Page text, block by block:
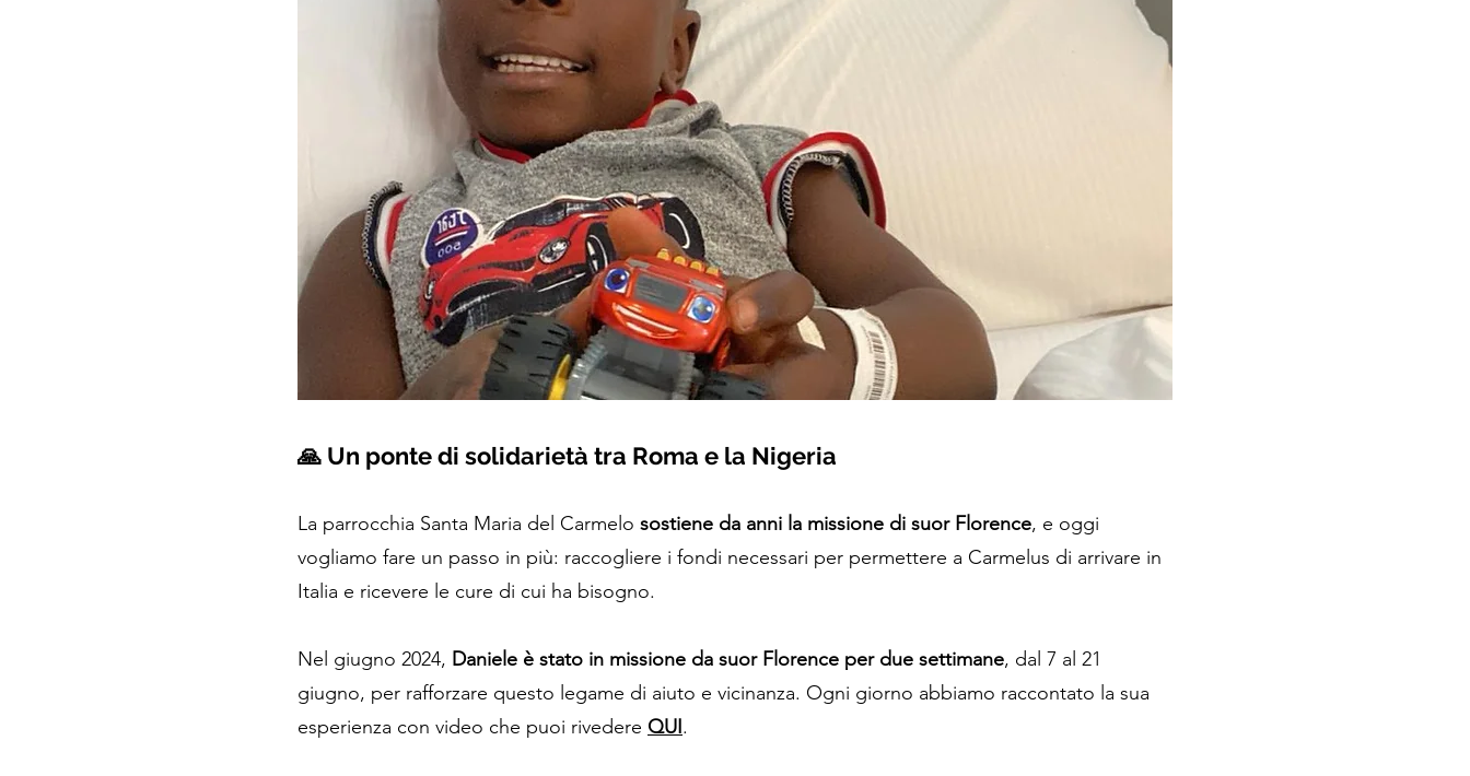
🙏 Un ponte di solidarietà tra Roma e la Nigeria
La parrocchia Santa Maria del Carmelo sostiene da anni la missione di suor Florence, e oggi
vogliamo fare un passo in più: raccogliere i fondi necessari per permettere a Carmelus di arrivare in
Italia e ricevere le cure di cui ha bisogno.
Nel giugno 2024, Daniele è stato in missione da suor Florence per due settimane, dal 7 al 21
giugno, per rafforzare questo legame di aiuto e vicinanza. Ogni giorno abbiamo raccontato la sua
esperienza con video che puoi rivedere QUI.